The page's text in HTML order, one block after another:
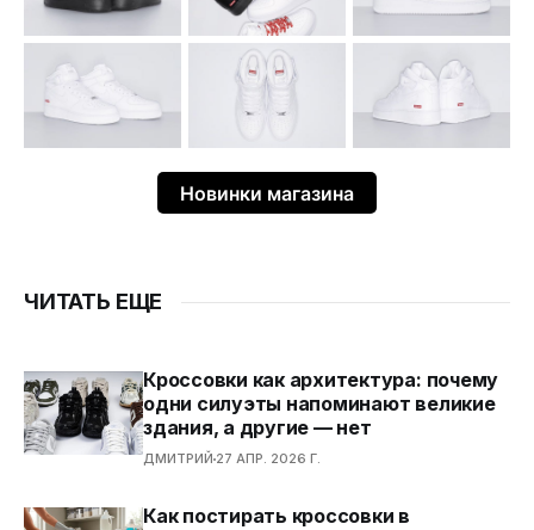
Новинки магазина
ЧИТАТЬ ЕЩЕ
Кроссовки как архитектура: почему
одни силуэты напоминают великие
здания, а другие — нет
ДМИТРИЙ 27 АПР. 2026 Г.
Как постирать кроссовки в